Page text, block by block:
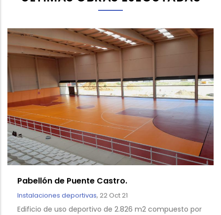
Pabellón de Puente Castro.
Instalaciones deportivas, 22 Oct 21
Edificio de uso deportivo de 2.826 m2 compuesto por